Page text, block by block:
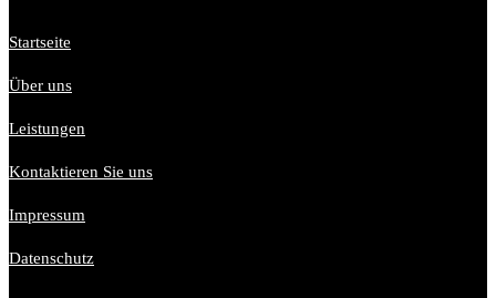
Startseite
Über uns
Leistungen
Kontaktieren Sie uns
Impressum
Datenschutz